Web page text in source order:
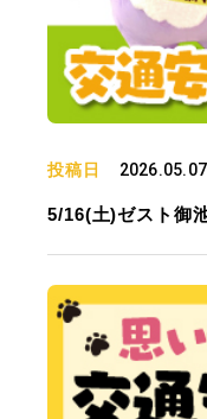
投稿日 2026.05.07
5/16(土)ゼスト御